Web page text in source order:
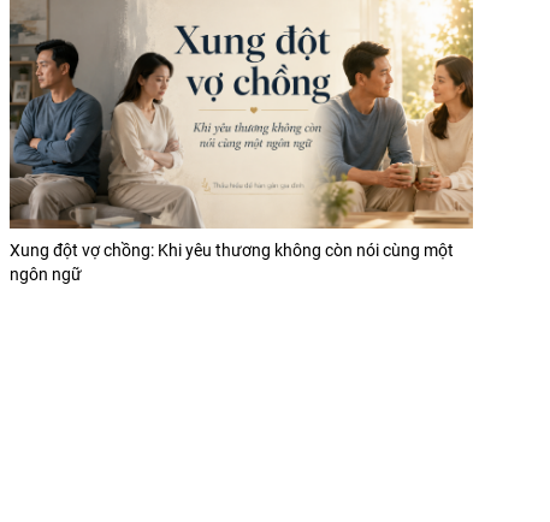
Xung đột vợ chồng: Khi yêu thương không còn nói cùng một
ngôn ngữ